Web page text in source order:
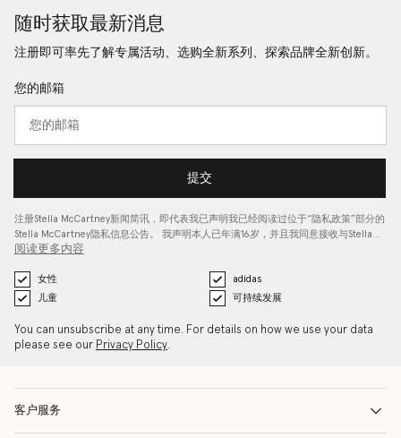
随时获取最新消息
注册即可率先了解专属活动、选购全新系列、探索品牌全新创新。
您的邮箱
提交
注册Stella McCartney新闻简讯，即代表我已声明我已经阅读过位于“隐私政策”部分的
Stella McCartney隐私信息公告。 我声明本人已年满16岁，并且我同意接收与Stella…
阅读更多内容
女性
adidas
儿童
可持续发展
You can unsubscribe at any time. For details on how we use your data
please see our Privacy Policy.
客户服务